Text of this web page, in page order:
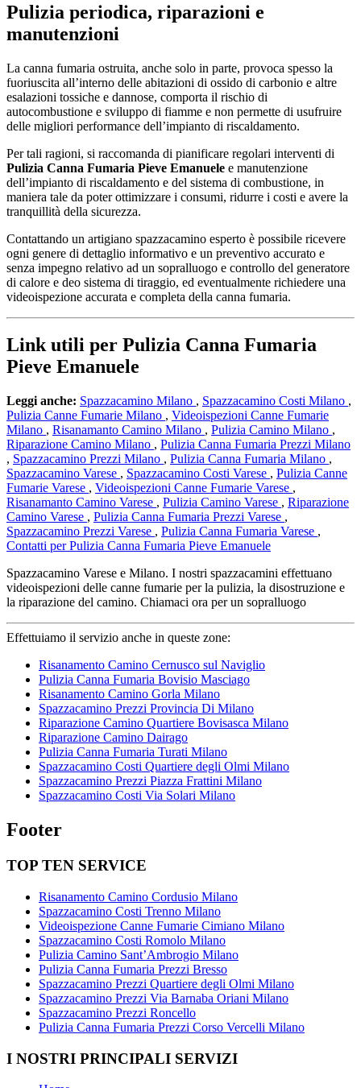
Pulizia periodica, riparazioni e
manutenzioni
La canna fumaria ostruita, anche solo in parte, provoca spesso la
fuoriuscita all’interno delle abitazioni di ossido di carbonio e altre
esalazioni tossiche e dannose, comporta il rischio di
autocombustione e sviluppo di fiamme e non permette di usufruire
delle migliori performance dell’impianto di riscaldamento.
Per tali ragioni, si raccomanda di pianificare regolari interventi di
Pulizia Canna Fumaria Pieve Emanuele e manutenzione
dell’impianto di riscaldamento e del sistema di combustione, in
maniera tale da poter ottimizzare i consumi, ridurre i costi e avere la
tranquillità della sicurezza.
Contattando un artigiano spazzacamino esperto è possibile ricevere
ogni genere di dettaglio informativo e un preventivo accurato e
senza impegno relativo ad un sopralluogo e controllo del generatore
di calore e deo sistema di tiraggio, ed eventualmente richiedere una
videoispezione accurata e completa della canna fumaria.
Link utili per Pulizia Canna Fumaria
Pieve Emanuele
Leggi anche: Spazzacamino Milano , Spazzacamino Costi Milano ,
Pulizia Canne Fumarie Milano , Videoispezioni Canne Fumarie
Milano , Risanamanto Camino Milano , Pulizia Camino Milano ,
Riparazione Camino Milano , Pulizia Canna Fumaria Prezzi Milano
, Spazzacamino Prezzi Milano , Pulizia Canna Fumaria Milano ,
Spazzacamino Varese , Spazzacamino Costi Varese , Pulizia Canne
Fumarie Varese , Videoispezioni Canne Fumarie Varese ,
Risanamanto Camino Varese , Pulizia Camino Varese , Riparazione
Camino Varese , Pulizia Canna Fumaria Prezzi Varese ,
Spazzacamino Prezzi Varese , Pulizia Canna Fumaria Varese ,
Contatti per Pulizia Canna Fumaria Pieve Emanuele
Spazzacamino Varese e Milano. I nostri spazzacamini effettuano
videoispezioni delle canne fumarie per la pulizia, la disostruzione e
la riparazione del camino. Chiamaci ora per un sopralluogo
Effettuiamo il servizio anche in queste zone:
Risanamento Camino Cernusco sul Naviglio
Pulizia Canna Fumaria Bovisio Masciago
Risanamento Camino Gorla Milano
Spazzacamino Prezzi Provincia Di Milano
Riparazione Camino Quartiere Bovisasca Milano
Riparazione Camino Dairago
Pulizia Canna Fumaria Turati Milano
Spazzacamino Costi Quartiere degli Olmi Milano
Spazzacamino Prezzi Piazza Frattini Milano
Spazzacamino Costi Via Solari Milano
Footer
TOP TEN SERVICE
Risanamento Camino Cordusio Milano
Spazzacamino Costi Trenno Milano
Videoispezione Canne Fumarie Cimiano Milano
Spazzacamino Costi Romolo Milano
Pulizia Camino Sant’Ambrogio Milano
Pulizia Canna Fumaria Prezzi Bresso
Spazzacamino Prezzi Quartiere degli Olmi Milano
Spazzacamino Prezzi Via Barnaba Oriani Milano
Spazzacamino Prezzi Roncello
Pulizia Canna Fumaria Prezzi Corso Vercelli Milano
I NOSTRI PRINCIPALI SERVIZI